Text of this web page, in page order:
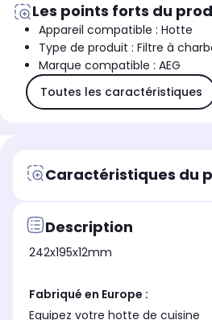
Les points forts du
Appareil compatible : Hotte
Type de produit : Filtre à
Marque compatible : AEG
Toutes les caractéristiques
Caractéristiques du
Description
242x195x12mm
Fabriqué en Europe :
Equipez votre hotte de cuisine